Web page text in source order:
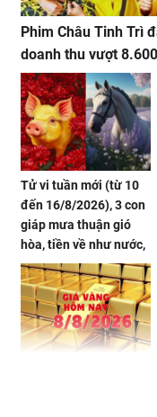
Phim Châu Tinh Trì
doanh thu vượt
Tử vi tuần mới (từ 10
đến 16/8/2026), 3 con
giáp mưa thuận gió
hòa, tiền về như nước,
bạc vàng dư dả, Phú
Quý Vinh Hoa, vận
trình khai sáng